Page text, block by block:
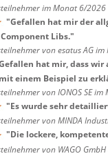
im Monat 6/2026
"Gefallen hat mir der
Libs."
von esatus AG
hat mir, dass wir
einem Beispiel zu
von IONOS SE
"Es wurde sehr
von MINDA
"Die lockere,
von WAGO